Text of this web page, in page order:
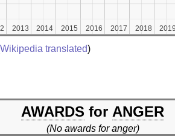
2013
2013 2014
2014 2015
2015 2016
2016 2017
2017 2018
2018 2019
2019
Wikipedia translated)
AWARDS for ANGER
(No awards for anger)